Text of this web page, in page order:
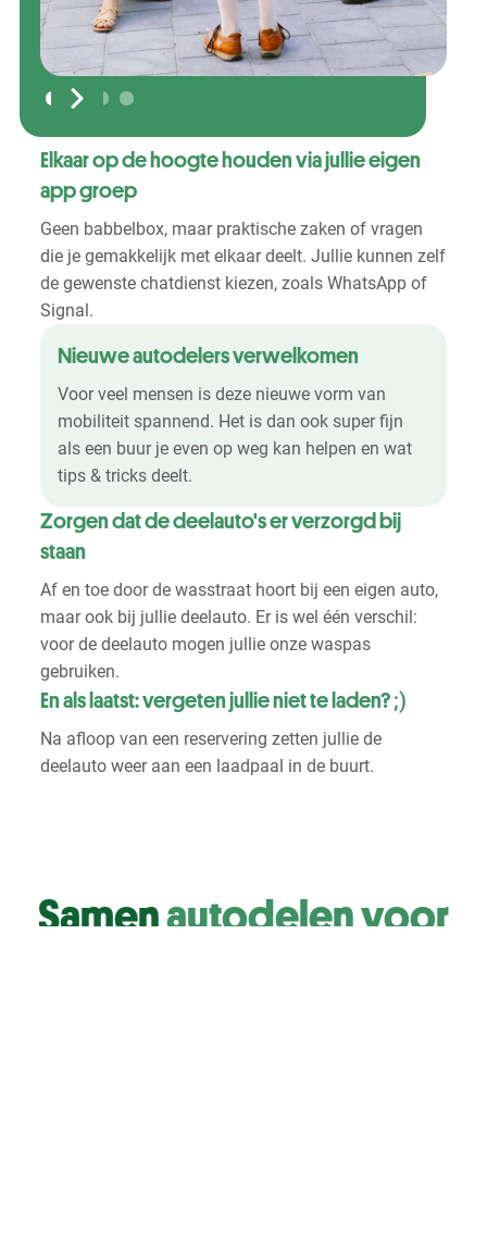
Slide 2 of 4.
Elkaar op de hoogte houden via jullie eigen
app groep
Geen babbelbox, maar praktische zaken of vragen
die je gemakkelijk met elkaar deelt. Jullie kunnen zelf
de gewenste chatdienst kiezen, zoals WhatsApp of
Signal.
Nieuwe autodelers verwelkomen
Voor veel mensen is deze nieuwe vorm van
mobiliteit spannend. Het is dan ook super fijn
als een buur je even op weg kan helpen en wat
tips & tricks deelt.
Zorgen dat de deelauto's er verzorgd bij
staan
Af en toe door de wasstraat hoort bij een eigen auto,
maar ook bij jullie deelauto. Er is wel één verschil:
voor de deelauto mogen jullie onze waspas
gebruiken.
En als laatst: vergeten jullie niet te laden?;)
Na afloop van een reservering zetten jullie de
deelauto weer aan een laadpaal in de buurt.
Samenautodelen voor